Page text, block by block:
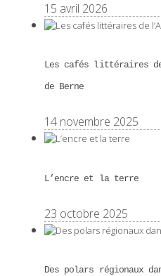
15 avril 2026
Les cafés littéraires
de Berne
14 novembre 2025
L’encre et la terre
23 octobre 2025
Des polars régionaux